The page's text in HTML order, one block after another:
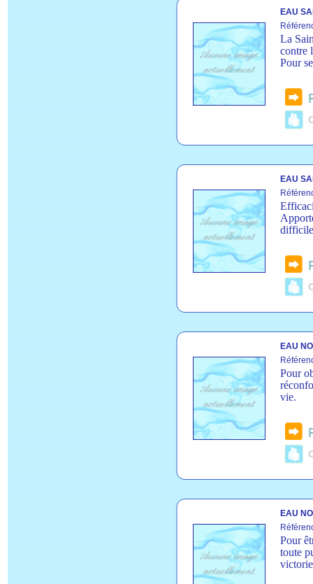
EAU
La
contre
Pour
EAU
EAU
Pour
vie.
EAU
Pour
toute